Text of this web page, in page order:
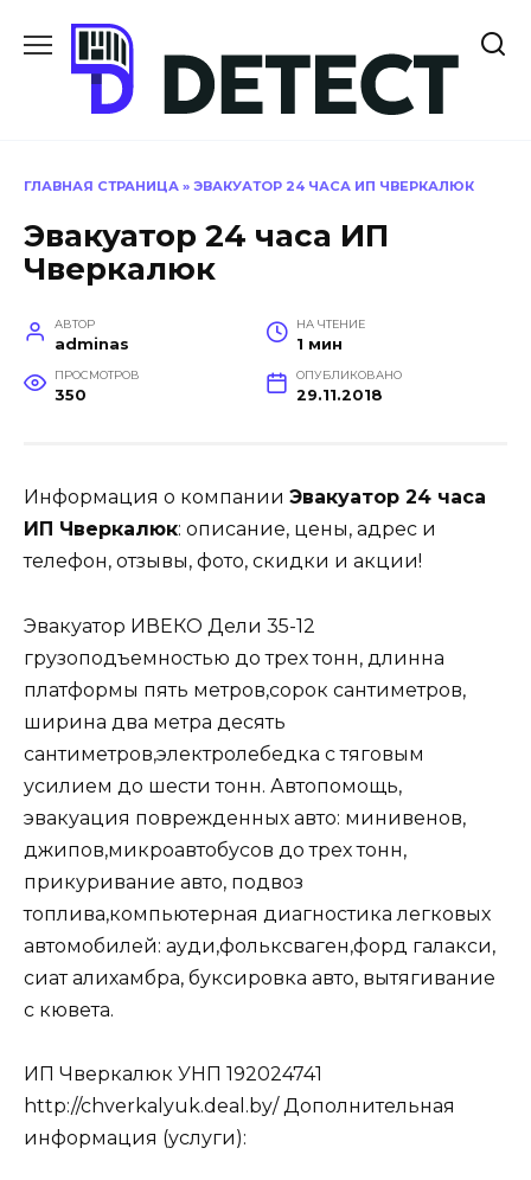
содержанию
ГЛАВНАЯ СТРАНИЦА » ЭВАКУАТОР 24 ЧАСА ИП ЧВЕРКАЛЮК
Эвакуатор 24 часа ИП
Чверкалюк
АВТОР
adminas
НА ЧТЕНИЕ
1 мин
ПРОСМОТРОВ
350
ОПУБЛИКОВАНО
29.11.2018
Информация о компании Эвакуатор 24 часа
ИП Чверкалюк: описание, цены, адрес и
телефон, отзывы, фото, скидки и акции!
Эвакуатор ИВЕКО Дели 35-12
грузоподъемностью до трех тонн, длинна
платформы пять метров,сорок сантиметров,
ширина два метра десять
сантиметров,электролебедка с тяговым
усилием до шести тонн. Автопомощь,
эвакуация поврежденных авто: минивенов,
джипов,микроавтобусов до трех тонн,
прикуривание авто, подвоз
топлива,компьютерная диагностика легковых
автомобилей: ауди,фольксваген,форд галакси,
сиат алихамбра, буксировка авто, вытягивание
с кювета.
ИП Чверкалюк УНП 192024741
http://chverkalyuk.deal.by/ Дополнительная
информация (услуги):